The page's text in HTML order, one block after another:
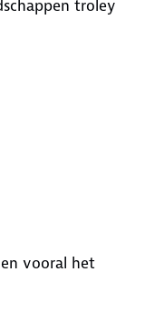
troley
vooral het